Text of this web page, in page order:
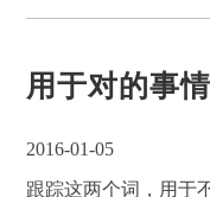
用于对的事
2016-01-05
跟踪这两个词，用于